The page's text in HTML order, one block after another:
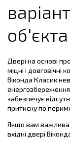
об'єкта
Двері на основі
міцні і довговічні
Віконда Класик
забезпечує
притиску по
Якщо вам важлива
вхідні двері